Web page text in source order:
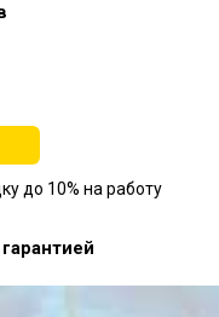
до 10% на работу